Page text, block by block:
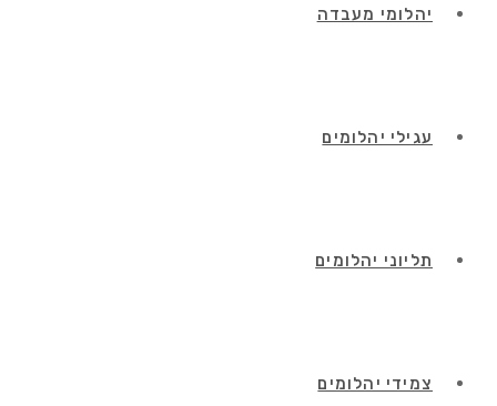
יהלומי מעבדה
עגילי יהלומים
תליוני יהלומים
צמידי יהלומים